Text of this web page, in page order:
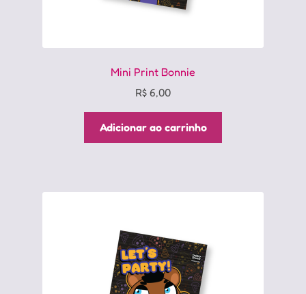
Mini Print Bonnie
R$ 6,00
Adicionar ao carrinho